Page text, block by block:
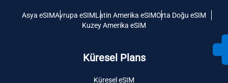
Asya eSIMAvrupa eSIMLatin Amerika eSIMOrta Doğu eSIM
Kuzey Amerika eSIM
Küresel Plans
Küresel eSIM